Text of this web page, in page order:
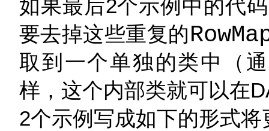
如果最后2个示例中的代
要去掉这些重复的
取到一个单独的类中（
样，这个内部类就可以在
2个示例写成如下的形式将